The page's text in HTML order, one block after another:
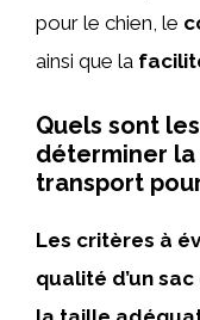
pour le chien, le
ainsi que la
Quels sont
déterminer la
transport
Les critères à
qualité d’un